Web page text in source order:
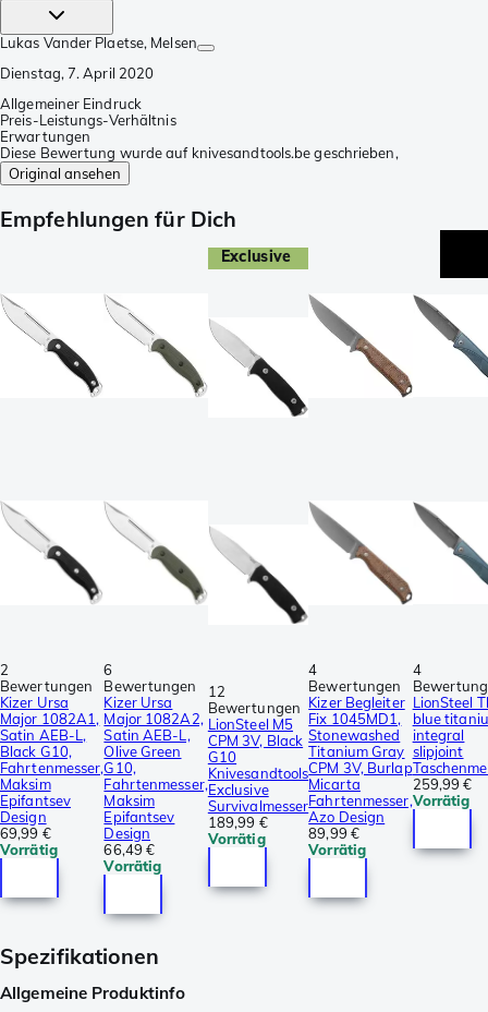
Lukas Vander Plaetse, Melsen
Dienstag, 7. April 2020
Allgemeiner Eindruck
Preis-Leistungs-Verhältnis
Erwartungen
Diese Bewertung wurde auf knivesandtools.be geschrieben,
Original ansehen
Empfehlungen für Dich
2
Bewertungen
Kizer Ursa
Major 1082A1,
Satin AEB-L,
Black G10,
Fahrtenmesser,
Maksim
Epifantsev
Design
69,99 €
Vorrätig
6
Bewertungen
Kizer Ursa
Major 1082A2,
Satin AEB-L,
Olive Green
G10,
Fahrtenmesser,
Maksim
Epifantsev
Design
66,49 €
Vorrätig
Exclusive
12
Bewertungen
LionSteel M5
CPM 3V, Black
G10
Knivesandtools
Exclusive
Survivalmesser
189,99 €
Vorrätig
4
Bewertungen
Kizer Begleiter
Fix 1045MD1,
Stonewashed
Titanium Gray
CPM 3V, Burlap
Micarta
Fahrtenmesser,
Azo Design
89,99 €
Vorrätig
4
LionSteel
blue
integral
slipjoint
259,99 €
Vorrätig
Spezifikationen
Allgemeine Produktinfo